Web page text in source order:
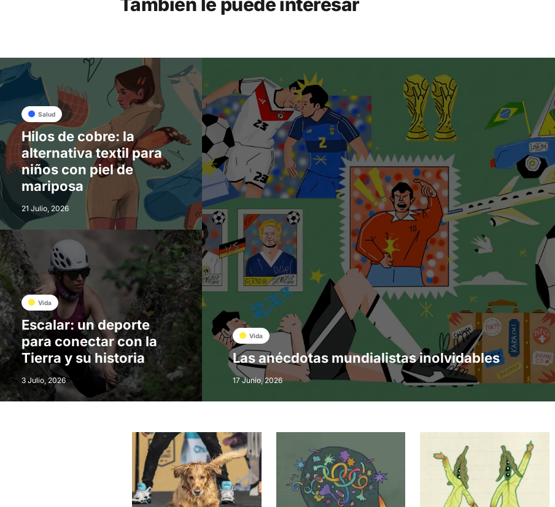
Salud
Hilos de cobre: la
alternativa textil para
niños con piel de
mariposa
21 Julio, 2026
Vida
Escalar: un deporte
para conectar con la
Tierra y su historia
3 Julio, 2026
Vida
Las anécdotas mundialistas inolvidables
17 Junio, 2026